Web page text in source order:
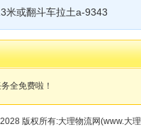
米或翻斗车拉土a-9343
全免费啦！
版权所有:大理物流网(www.大理